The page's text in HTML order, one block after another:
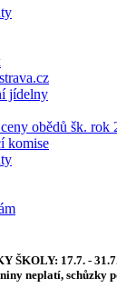
jídelny
obědů šk. rok
komise
ŠKOLY: 17.7. -
neplatí, schůzky